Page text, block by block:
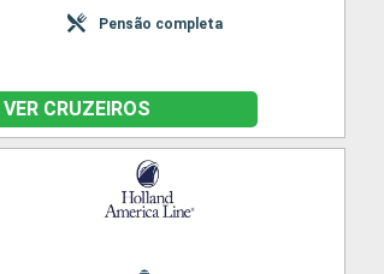
Pensão completa
VER CRUZEIROS